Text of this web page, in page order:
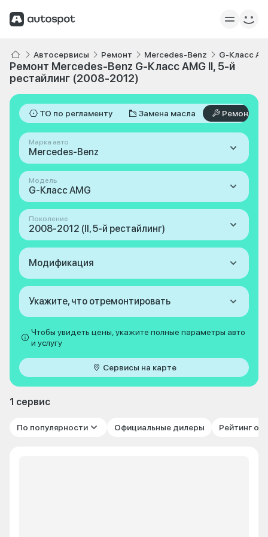
Автосервисы Ремонт Mercedes-Benz G-Класс
Ремонт Mercedes-Benz G-Класс AMG II, 5-й
рестайлинг (2008-2012)
ТО по регламенту Замена масла Ремонт
Марка авто
Mercedes-Benz
Модель
G-Класс AMG
Поколение
2008-2012 (II, 5-й рестайлинг)
Модификация
Укажите, что отремонтировать
Чтобы увидеть цены, укажите полные параметры авто
и услугу
Сервисы на карте
1 сервис
По популярности Официальные дилеры Рейтинг